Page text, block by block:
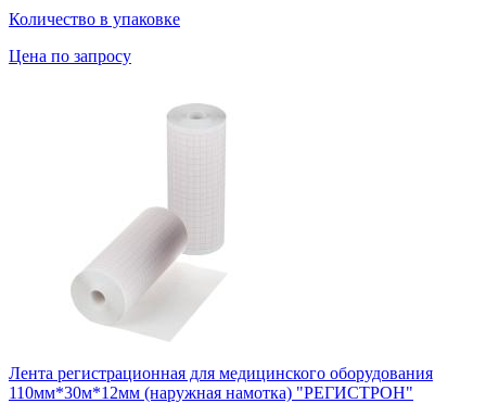
Количество в упаковке
Цена по запросу
Лента регистрационная для медицинского оборудования
110мм*30м*12мм (наружная намотка) "РЕГИСТРОН"